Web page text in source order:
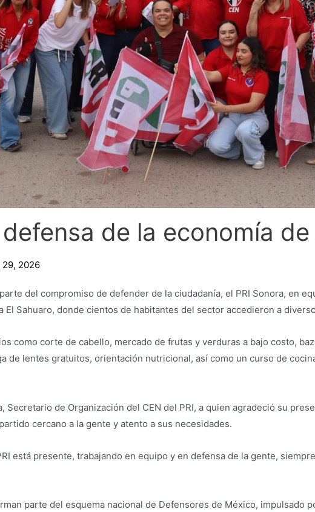
de la economía
29, 2026
del compromiso de defender de la ciudadanía, el PRI Sonora, en
El Sahuaro, donde cientos de habitantes del sector accedieron a
como corte de cabello, mercado de frutas y verduras a bajo costo,
de lentes gratuitos, orientación nutricional, así como un curso de
Secretario de Organización del CEN del PRI, a quien agradeció su
cercano a la gente y atento a sus necesidades.
está presente, trabajando en equipo y en defensa de la gente,
parte del esquema nacional de Defensores de México, impulsado